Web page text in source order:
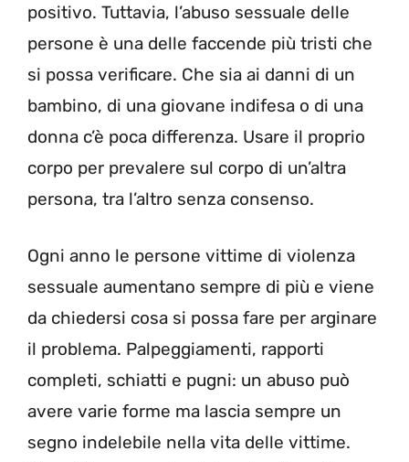
positivo. Tuttavia, l’abuso sessuale delle
persone è una delle faccende più tristi che
si possa verificare. Che sia ai danni di un
bambino, di una giovane indifesa o di una
donna c’è poca differenza. Usare il proprio
corpo per prevalere sul corpo di un’altra
persona, tra l’altro senza consenso.
Ogni anno le persone vittime di violenza
sessuale aumentano sempre di più e viene
da chiedersi cosa si possa fare per arginare
il problema. Palpeggiamenti, rapporti
completi, schiatti e pugni: un abuso può
avere varie forme ma lascia sempre un
segno indelebile nella vita delle vittime.